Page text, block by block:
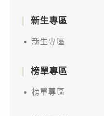
新生專區
新生專區
榜單專區
榜單專區